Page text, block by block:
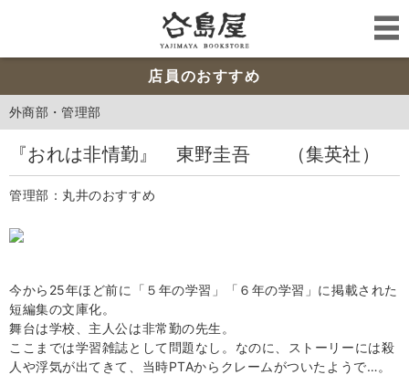
店員のおすすめ
外商部・管理部
『おれは非情勤』 東野圭吾 （集英社）
管理部：丸井のおすすめ
今から25年ほど前に「５年の学習」「６年の学習」に掲載された
短編集の文庫化。
舞台は学校、主人公は非常勤の先生。
ここまでは学習雑誌として問題なし。なのに、ストーリーには殺
人や浮気が出てきて、当時PTAからクレームがついたようで…。